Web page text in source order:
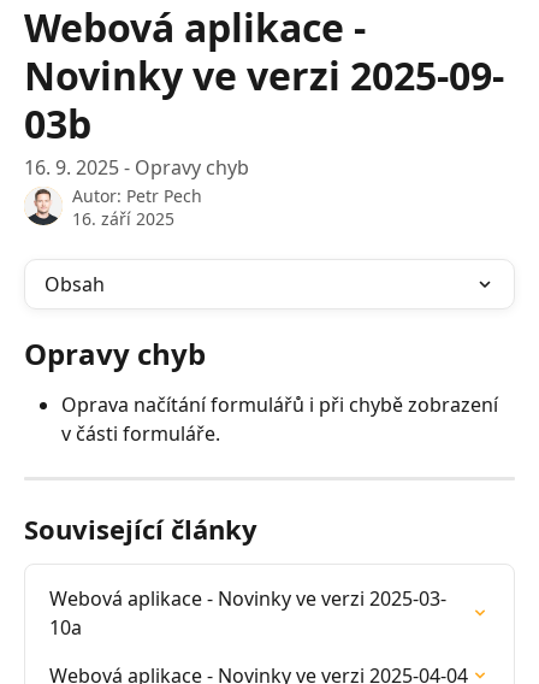
Webová aplikace -
Novinky ve verzi 2025-09-
03b
16. 9. 2025 - Opravy chyb
Autor: Petr Pech
16. září 2025
Obsah
Opravy chyb
Oprava načítání formulářů i při chybě zobrazení
v části formuláře.
Související články
Webová aplikace - Novinky ve verzi 2025-03-
10a
Webová aplikace - Novinky ve verzi 2025-04-04